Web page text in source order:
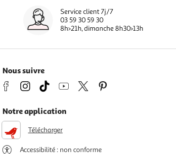
Service client 7j/7
03 59 30 59 30
8h>21h, dimanche 8h30>13h
Nous suivre
Notre application
Télécharger
Accessibilité : non conforme